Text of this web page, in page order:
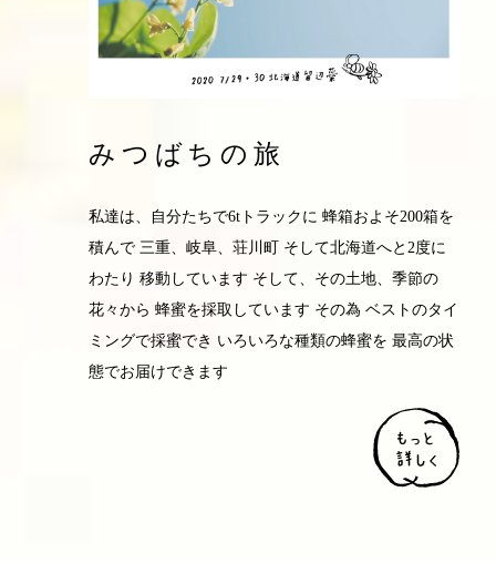
みつばちの旅
私達は、自分たちで6tトラックに 蜂箱およそ200箱を
積んで 三重、岐阜、荘川町 そして北海道へと2度に
わたり 移動しています そして、その土地、季節の
花々から 蜂蜜を採取しています その為 ベストのタイ
ミングで採蜜でき いろいろな種類の蜂蜜を 最高の状
態でお届けできます